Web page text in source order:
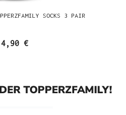
SOCKS 3 PAIR
€
TOPPERZFAMILY!